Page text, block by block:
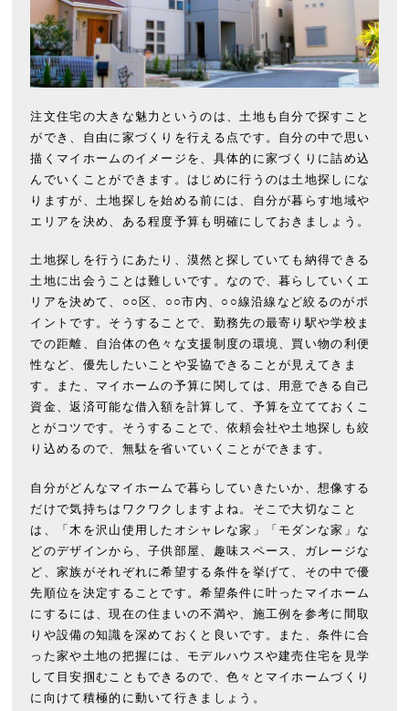
注文住宅の大きな魅力というのは、土地も自分で探すこと
ができ、自由に家づくりを行える点です。自分の中で思い
描くマイホームのイメージを、具体的に家づくりに詰め込
んでいくことができます。はじめに行うのは土地探しにな
りますが、土地探しを始める前には、自分が暮らす地域や
エリアを決め、ある程度予算も明確にしておきましょう。
土地探しを行うにあたり、漠然と探していても納得できる
土地に出会うことは難しいです。なので、暮らしていくエ
リアを決めて、○○区、○○市内、○○線沿線など絞るのがポ
イントです。そうすることで、勤務先の最寄り駅や学校ま
での距離、自治体の色々な支援制度の環境、買い物の利便
性など、優先したいことや妥協できることが見えてきま
す。また、マイホームの予算に関しては、用意できる自己
資金、返済可能な借入額を計算して、予算を立てておくこ
とがコツです。そうすることで、依頼会社や土地探しも絞
り込めるので、無駄を省いていくことができます。
自分がどんなマイホームで暮らしていきたいか、想像する
だけで気持ちはワクワクしますよね。そこで大切なこと
は、「木を沢山使用したオシャレな家」「モダンな家」な
どのデザインから、子供部屋、趣味スペース、ガレージな
ど、家族がそれぞれに希望する条件を挙げて、その中で優
先順位を決定することです。希望条件に叶ったマイホーム
にするには、現在の住まいの不満や、施工例を参考に間取
りや設備の知識を深めておくと良いです。また、条件に合
った家や土地の把握には、モデルハウスや建売住宅を見学
して目安掴むこともできるので、色々とマイホームづくり
に向けて積極的に動いて行きましょう。